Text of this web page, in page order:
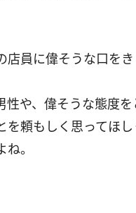
店員に偉そうな口を
や、偉そうな態度
を頼もしく思ってほ
。